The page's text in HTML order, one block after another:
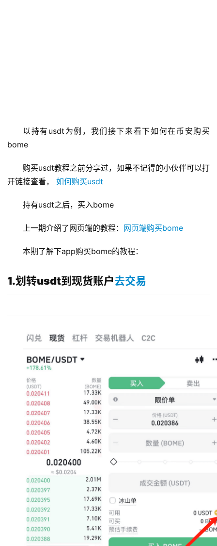
以持有usdt为例，我们接下来看下如何在币安购买
bome
购买usdt教程之前分享过，如果不记得的小伙伴可以打
开链接查看， 如何购买usdt
持有usdt之后，买入bome
上一期介绍了网页端的教程： 网页端购买bome
本期了解下app购买bome的教程：
1.划转usdt到现货账户去交易